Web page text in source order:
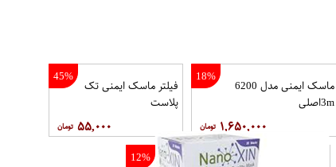
18%
ماسک ایمنی مدل 6200
3mاصلی
۱,۶۵۰,۰۰۰
45%
فيلتر ماسک ایمنی تک
پلاست
۵۵,۰۰۰
12%